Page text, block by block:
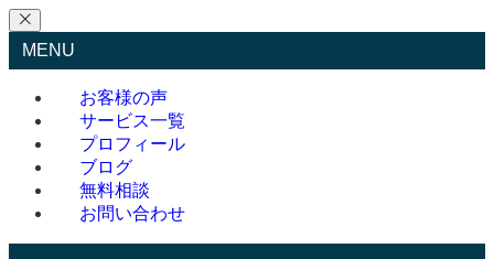
MENU
お客様の声
サービス一覧
プロフィール
ブログ
無料相談
お問い合わせ